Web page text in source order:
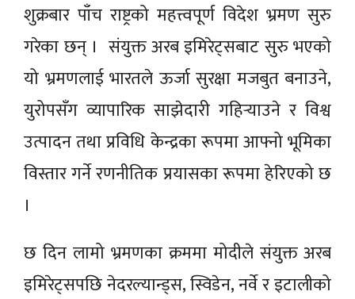
शुक्रबार पाँच राष्ट्रको महत्त्वपूर्ण विदेश भ्रमण सुरु
गरेका छन् । संयुक्त अरब इमिरेट्सबाट सुरु भएको
यो भ्रमणलाई भारतले ऊर्जा सुरक्षा मजबुत बनाउने,
युरोपसँग व्यापारिक साझेदारी गहिर्‍याउने र विश्व
उत्पादन तथा प्रविधि केन्द्रका रूपमा आफ्नो भूमिका
विस्तार गर्ने रणनीतिक प्रयासका रूपमा हेरिएको छ
।
छ दिन लामो भ्रमणका क्रममा मोदीले संयुक्त अरब
इमिरेट्सपछि नेदरल्यान्ड्स, स्विडेन, नर्वे र इटालीको